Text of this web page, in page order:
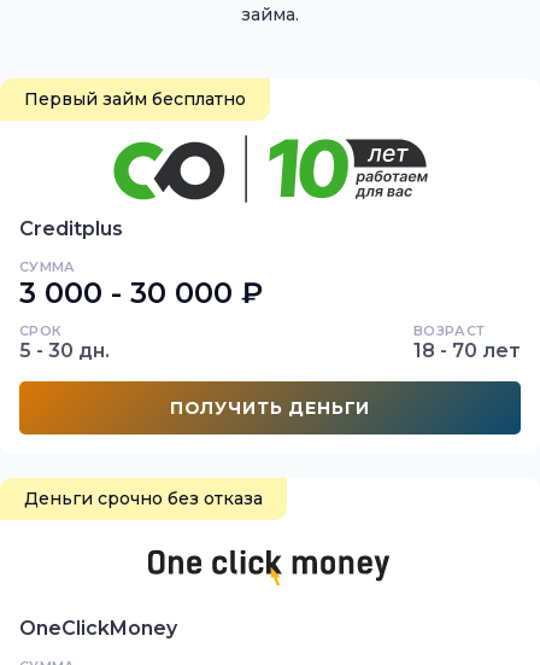
займа.
Первый займ бесплатно
Creditplus
СУММА
3 000 - 30 000 ₽
СРОК
5 - 30 дн.
ВОЗРАСТ
18 - 70 лет
ПОЛУЧИТЬ ДЕНЬГИ
Деньги срочно без отказа
OneClickMoney